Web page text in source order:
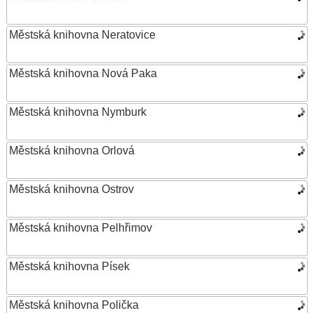
Městská knihovna Neratovice
Městská knihovna Nová Paka
Městská knihovna Nymburk
Městská knihovna Orlová
Městská knihovna Ostrov
Městská knihovna Pelhřimov
Městská knihovna Písek
Městská knihovna Polička